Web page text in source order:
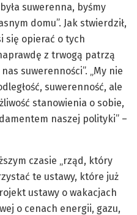
suwerenna, byśmy
domu”. Jak stwierdził,
się opierać o tych
z trwogą patrzą
suwerenności”. „My nie
suwerenność, ale
stanowienia o sobie,
naszej polityki” –
czasie „rząd, który
te ustawy, które już
ustawy o wakacjach
o cenach energii, gazu,